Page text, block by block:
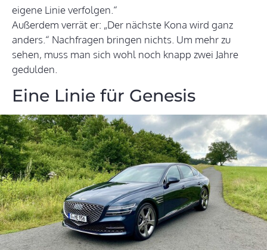
eigene Linie verfolgen.“
Außerdem verrät er: „Der nächste Kona wird ganz
anders.“ Nachfragen bringen nichts. Um mehr zu
sehen, muss man sich wohl noch knapp zwei Jahre
gedulden.
Eine Linie für Genesis